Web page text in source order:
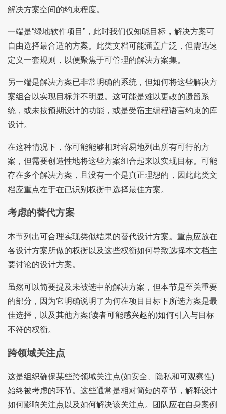
解决方案空间的约束程度。
一端是“绿地软件项目”，此时我们仅知晓目标，解决方案可
自由选择最合适的方案。此类文档可能涵盖广泛，但需迅速
定义一套规则，以便聚焦于可管理的解决方案集。
另一端是解决方案已非常明确的系统，但如何将这些解决方
案组合以实现目标并不明显。这可能是难以更改的遗留系
统，或未按预期设计的功能，或是受宿主编程语言约束的库
设计。
在这种情况下，你可能能够相对容易地列出所有可行的方
案，但需要创造性地将这些方案组合起来以实现目标。可能
存在多个解决方案，且没有一个是真正理想的，因此此类文
档应重点在于在已识别权衡中选择最佳方案。
考虑的替代方案
本节列出可合理实现类似结果的替代设计方案。重点应放在
各设计方案所做的权衡以及这些权衡如何导致选择本文档主
要讨论的设计方案。
虽然可以简要提及未被选中的解决方案，但本节是至关重要
的部分，因为它明确说明了为何在项目目标下所选方案是最
佳选择，以及其他方案(读者可能感兴趣的)如何引入与目标
不符的权衡。
跨领域关注点
这是组织确保某些跨领域关注点(如安全、隐私和可观察性)
始终被考虑的环节。这些通常是相对简短的章节，解释设计
如何影响关注点以及如何解决该关注点。团队应在自身案例